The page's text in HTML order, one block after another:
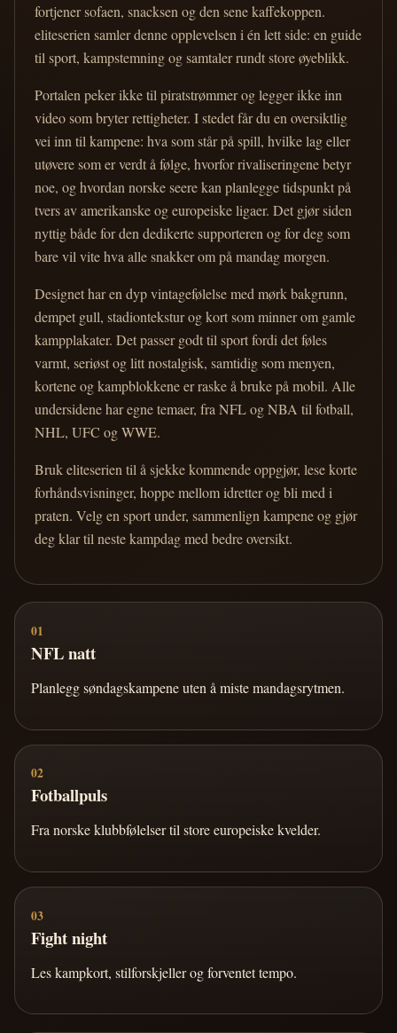
fortjener sofaen, snacksen og den sene kaffekoppen.
eliteserien samler denne opplevelsen i én lett side: en guide
til sport, kampstemning og samtaler rundt store øyeblikk.
Portalen peker ikke til piratstrømmer og legger ikke inn
video som bryter rettigheter. I stedet får du en oversiktlig
vei inn til kampene: hva som står på spill, hvilke lag eller
utøvere som er verdt å følge, hvorfor rivaliseringene betyr
noe, og hvordan norske seere kan planlegge tidspunkt på
tvers av amerikanske og europeiske ligaer. Det gjør siden
nyttig både for den dedikerte supporteren og for deg som
bare vil vite hva alle snakker om på mandag morgen.
Designet har en dyp vintagefølelse med mørk bakgrunn,
dempet gull, stadiontekstur og kort som minner om gamle
kampplakater. Det passer godt til sport fordi det føles
varmt, seriøst og litt nostalgisk, samtidig som menyen,
kortene og kampblokkene er raske å bruke på mobil. Alle
undersidene har egne temaer, fra NFL og NBA til fotball,
NHL, UFC og WWE.
Bruk eliteserien til å sjekke kommende oppgjør, lese korte
forhåndsvisninger, hoppe mellom idretter og bli med i
praten. Velg en sport under, sammenlign kampene og gjør
deg klar til neste kampdag med bedre oversikt.
01
NFL natt
Planlegg søndagskampene uten å miste mandagsrytmen.
02
Fotballpuls
Fra norske klubbfølelser til store europeiske kvelder.
03
Fight night
Les kampkort, stilforskjeller og forventet tempo.